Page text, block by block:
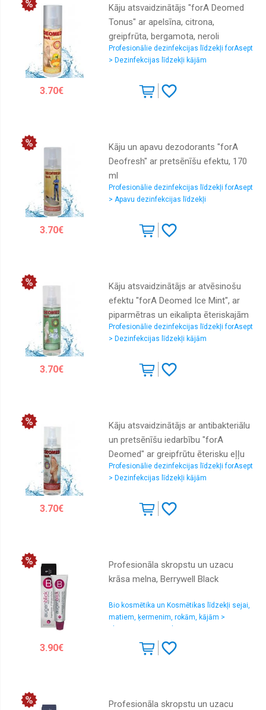
Kāju atsvaidzinātājs "forA Deomed
Tonus" ar apelsīna, citrona,
greipfrūta, bergamota, neroli
ēteriskajām eļļām, 170 ml
Profesionālie dezinfekcijas līdzekļi forAsept
> Dezinfekcijas līdzekļi kājām
3.70€
Kāju un apavu dezodorants "forA
Deofresh" ar pretsēnīšu efektu, 170
ml
Profesionālie dezinfekcijas līdzekļi forAsept
> Apavu dezinfekcijas līdzekļi
3.70€
Kāju atsvaidzinātājs ar atvēsinošu
efektu "forA Deomed Ice Mint", ar
piparmētras un eikalipta ēteriskajām
eļļām, 170 ml
Profesionālie dezinfekcijas līdzekļi forAsept
> Dezinfekcijas līdzekļi kājām
3.70€
Kāju atsvaidzinātājs ar antibakteriālu
un pretsēnīšu iedarbību "forA
Deomed" ar greipfrūtu ēterisku eļļu
170 ml
Profesionālie dezinfekcijas līdzekļi forAsept
> Dezinfekcijas līdzekļi kājām
3.70€
Profesionāla skropstu un uzacu
krāsa melna, Berrywell Black
Bio kosmētika un Kosmētikas līdzekļi sejai,
matiem, ķermenim, rokām, kājām >
3.90€
Profesionāla skropstu un uzacu